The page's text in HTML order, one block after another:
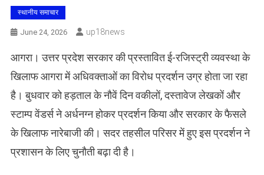
स्थानीय समाचार
June 24, 2026 Up18news
आगरा। उत्तर प्रदेश सरकार की प्रस्तावित ई-रजिस्ट्री व्यवस्था के
खिलाफ आगरा में अधिवक्ताओं का विरोध प्रदर्शन उग्र होता जा रहा
है। बुधवार को हड़ताल के नौवें दिन वकीलों, दस्तावेज लेखकों और
स्टाम्प वेंडर्स ने अर्धनग्न होकर प्रदर्शन किया और सरकार के फैसले
के खिलाफ नारेबाजी की। सदर तहसील परिसर में हुए इस प्रदर्शन ने
प्रशासन के लिए चुनौती बढ़ा दी है।